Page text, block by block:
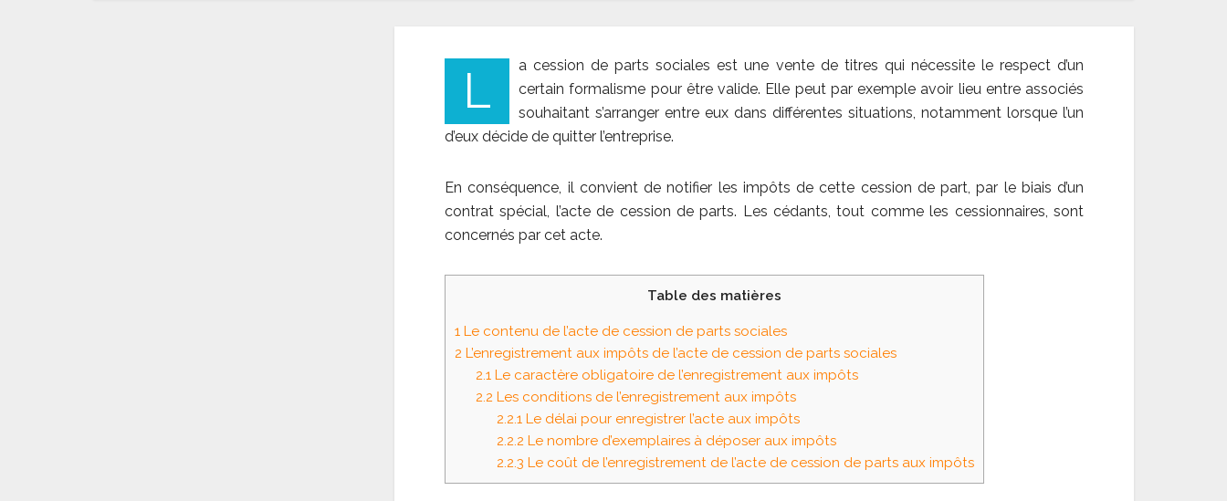
L
a cession de parts sociales est une vente de titres qui nécessite le respect d’un
certain formalisme pour être valide. Elle peut par exemple avoir lieu entre associés
souhaitant s’arranger entre eux dans différentes situations, notamment lorsque l’un
d’eux décide de quitter l’entreprise.
En conséquence, il convient de notifier les impôts de cette cession de part, par le biais d’un
contrat spécial, l’acte de cession de parts. Les cédants, tout comme les cessionnaires, sont
concernés par cet acte.
Table des matières
1 Le contenu de l’acte de cession de parts sociales
2 L’enregistrement aux impôts de l’acte de cession de parts sociales
2.1Le caractère obligatoire de l’enregistrement aux impôts
2.2Les conditions de l’enregistrement aux impôts
2.2.1Le délai pour enregistrer l’acte aux impôts
2.2.2Le nombre d’exemplaires à déposer aux impôts
2.2.3 Le coût de l’enregistrement de l’acte de cession de parts aux impôts